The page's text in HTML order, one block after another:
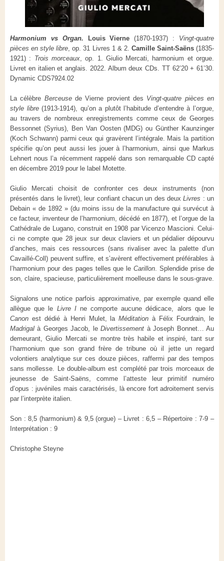
Harmonium vs Organ. Louis Vierne (1870-1937) : Vingt-quatre
pièces en style libre , op. 31 Livres 1 & 2. Camille Saint-Saëns(1835-
1921) : Trois morceaux, op. 1. Giulio Mercati, harmonium et orgue.
Livret en italien et anglais. 2022. Album deux CDs. TT 62’20 + 61’30.
Dynamic CDS7924.02
La célèbre Berceusede Vierne provient des Vingt-quatre pièces en
style libre(1913-1914), qu’on a plutôt l’habitude d’entendre à l’orgue,
au travers de nombreux enregistrements comme ceux de Georges
Bessonnet (Syrius), Ben Van Oosten (MDG) ou Günther Kaunzinger
(Koch Schwann) parmi ceux qui gravèrent l’intégrale. Mais la partition
spécifie qu’on peut aussi les jouer à l’harmonium, ainsi que Markus
Lehnert nous l’a récemment rappelé dans son remarquable CD capté
en décembre 2019 pour le label Motette.
Giulio Mercati choisit de confronter ces deux instruments (non
présentés dans le livret), leur confiant chacun un des deuxLivres : un
Debain « de 1892 » (du moins issu de la manufacture qui survécut à
ce facteur, inventeur de l’harmonium, décédé en 1877), et l’orgue de la
Cathédrale de Lugano, construit en 1908 par Vicenzo Mascioni. Celui-
ci ne compte que 28 jeux sur deux claviers et un pédalier dépourvu
d’anches, mais ces ressources (sans rivaliser avec la palette d’un
Cavaillé-Coll) peuvent suffire, et s’avèrent effectivement préférables à
l’harmonium pour des pages telles que leCarillon . Splendide prise de
son, claire, spacieuse, particulièrement moelleuse dans le sous-grave.
Signalons une notice parfois approximative, par exemple quand elle
allègue que le Livre Ine comporte aucune dédicace, alors que le
Canon est dédié à Henri Mulet, laMéditation à Félix Fourdrain, le
Madrigal à Georges Jacob, leDivertissement à Joseph Bonnet… Au
demeurant, Giulio Mercati se montre très habile et inspiré, tant sur
l’harmonium que son grand frère de tribune où il jette un regard
volontiers analytique sur ces douze pièces, raffermi par des tempos
sans mollesse. Le double-album est complété par trois morceaux de
jeunesse de Saint-Saëns, comme l’atteste leur primitif numéro
d’opus : juvéniles mais caractérisés, là encore fort adroitement servis
par l’interprète italien.
Son : 8,5 (harmonium) & 9,5 (orgue) – Livret : 6,5 – Répertoire : 7-9 –
Interprétation : 9
Christophe Steyne